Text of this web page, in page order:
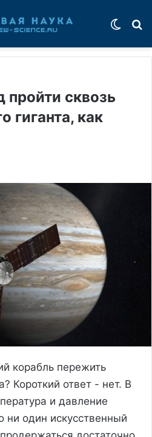
сквозь
гиганта, как
корабль пережить
Короткий ответ - нет. В
и давление
ни один искусственный